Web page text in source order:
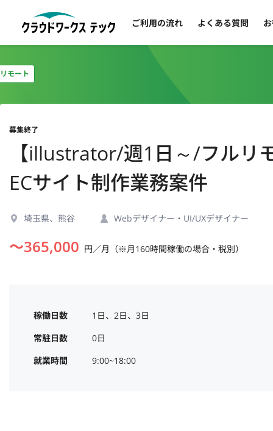
ご利用の流れ よくある質問
モート
募集終了
【illustrator/週1日～/フルリ
ECサイト制作業務案件
埼玉県、熊谷 Webデザイナー・UI/UXデザイナー
〜365,000 円／月（※月160時間稼働の場合・税別）
稼働日数
1日、2日、3日
常駐日数
0日
就業時間
9:00~18:00